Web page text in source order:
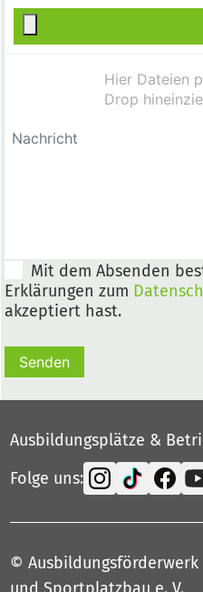
Mit dem Absenden
Erklärungen zum
akzeptiert hast.
Senden
Ausbildungsplätze &
Folge uns:
©